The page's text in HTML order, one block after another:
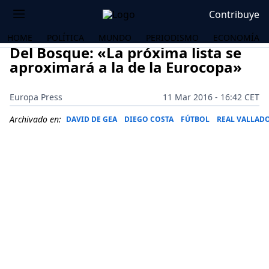
Contribuye
HOME POLÍTICA MUNDO PERIODISMO ECONOMÍA
Del Bosque: «La próxima lista se
aproximará a la de la Eurocopa»
Europa Press
11 Mar 2016 - 16:42 CET
Archivado en: DAVID DE GEA DIEGO COSTA FÚTBOL REAL